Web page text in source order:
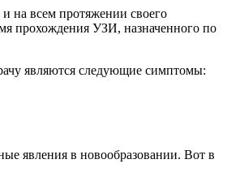
на всем протяжении своего
прохождения УЗИ, назначенного по
являются следующие симптомы:
явления в новообразовании. Вот в